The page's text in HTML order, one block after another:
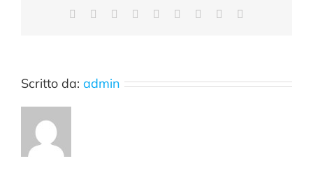
Facebook Reddit LinkedInWhatsApp
TumblrPinterest
Scritto da: admin